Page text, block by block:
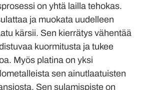
on yhtä lailla tehokas.
ja muokata uudelleen
kärsii. Sen kierrätys vähentää
kuormitusta ja tukee
Myös platina on yksi
sen ainutlaatuisten
Sen sulamispiste on